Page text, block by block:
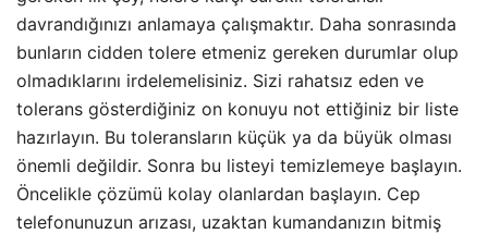
davrandığınızı anlamaya çalışmaktır. Daha sonrasında
bunların cidden tolere etmeniz gereken durumlar olup
olmadıklarını irdelemelisiniz. Sizi rahatsız eden ve
tolerans gösterdiğiniz on konuyu not ettiğiniz bir liste
hazırlayın. Bu toleransların küçük ya da büyük olması
önemli değildir. Sonra bu listeyi temizlemeye başlayın.
Öncelikle çözümü kolay olanlardan başlayın. Cep
telefonunuzun arızası, uzaktan kumandanızın bitmiş